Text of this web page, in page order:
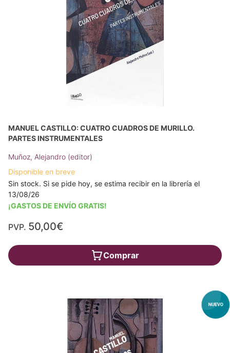
MANUEL CASTILLO: CUATRO CUADROS DE MURILLO.
PARTES INSTRUMENTALES
Muñoz, Alejandro (editor)
Disponible en breve
Sin stock. Si se pide hoy, se estima recibir en la librería el
13/08/26
¡GASTOS DE ENVÍO GRATIS!
PVP. 50,00€
Comprar